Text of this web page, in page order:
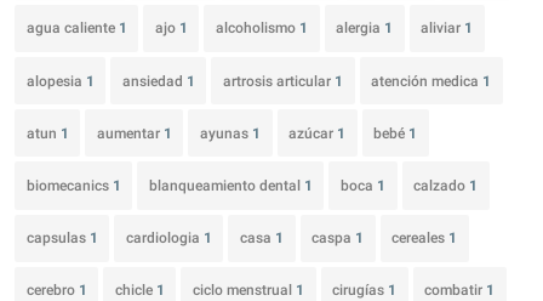
agua caliente 1 ajo 1 alcoholismo 1 alergia 1 aliviar 1
alopesia 1 ansiedad 1 artrosis articular 1 atención medica 1
atun 1 aumentar 1 ayunas 1 azúcar 1 bebé 1
biomecanics 1 blanqueamiento dental 1 boca 1 calzado 1
capsulas 1 cardiologia 1 casa 1 caspa 1 cereales 1
cerebro 1 chicle 1 ciclo menstrual 1 cirugías 1 combatir 1